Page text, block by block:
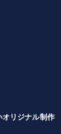
オリジナル制作